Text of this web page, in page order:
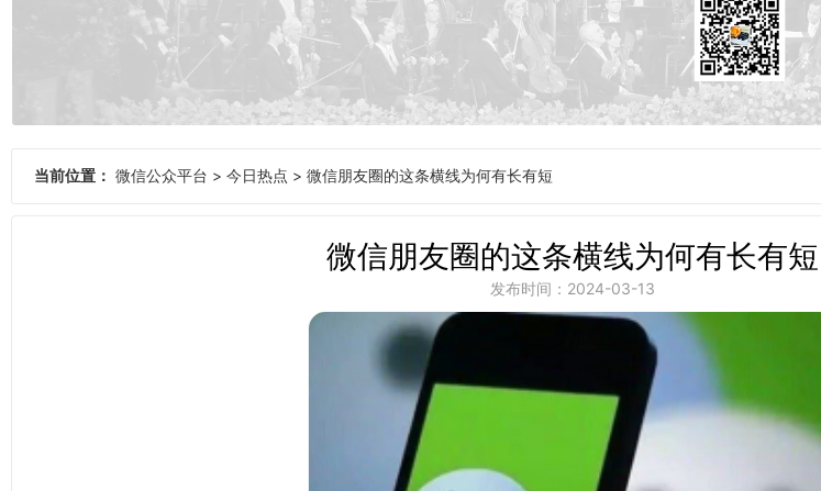
当前位置： 微信公众平台 > 今日热点 > 微信朋友圈的这条横线为何有长有短
微信朋友圈的这条横线为何有长有短
发布时间：2024-03-13